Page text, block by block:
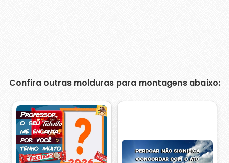
Confira outras molduras para montagens abaixo: